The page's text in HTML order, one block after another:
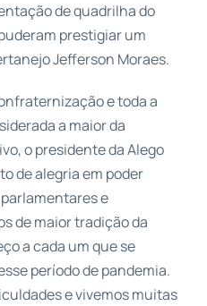
de quadrilha do
prestigiar um
Jefferson Moraes.
e toda a
a maior da
o presidente da Alego
de alegria em poder
e
de maior tradição da
a cada um que se
período de pandemia.
e vivemos muitas